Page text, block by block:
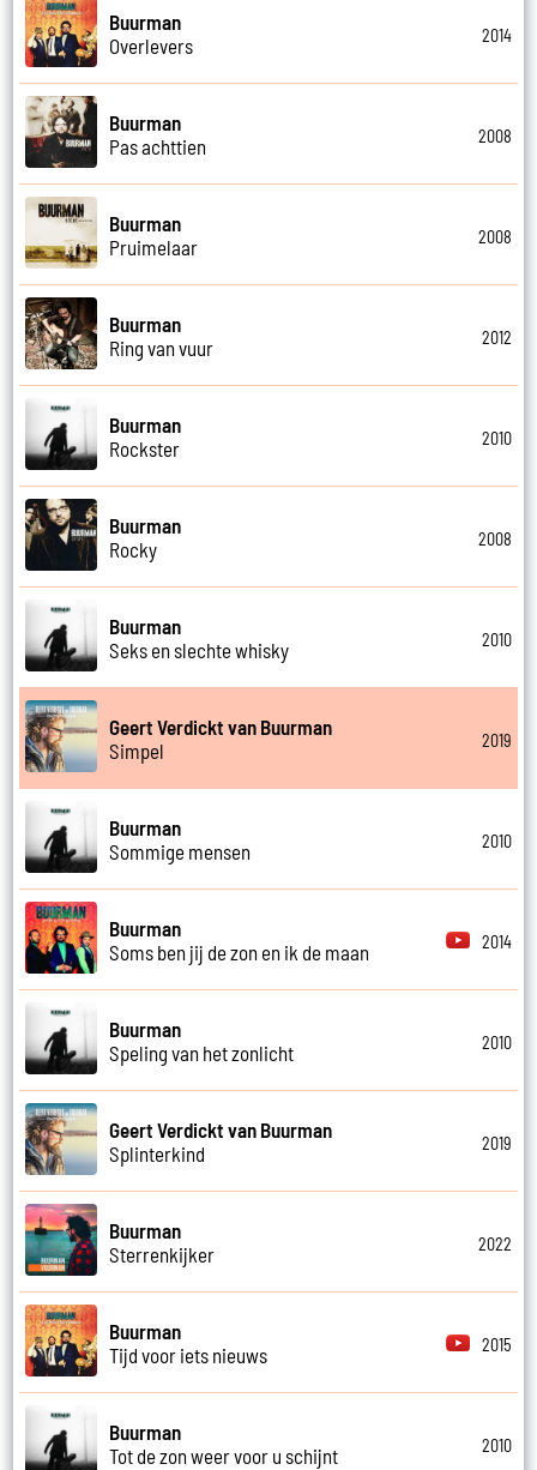
Buurman
Overlevers
2014
Buurman
Pas achttien
2008
Buurman
Pruimelaar
2008
Buurman
Ring van vuur
2012
Buurman
Rockster
2010
Buurman
Rocky
2008
Buurman
Seks en slechte whisky
2010
Geert Verdickt van Buurman
Simpel
2019
Buurman
Sommige mensen
2010
Buurman
Soms ben jij de zon en ik de maan
2014
Buurman
Speling van het zonlicht
2010
Geert Verdickt van Buurman
Splinterkind
2019
Buurman
Sterrenkijker
2022
Buurman
Tijd voor iets nieuws
2015
Buurman
Tot de zon weer voor u schijnt
2010